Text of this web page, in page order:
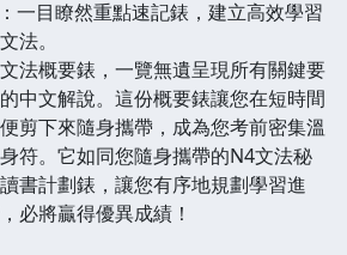
一目瞭然重點速記錶，建立高效學習
法。
概要錶，一覽無遺呈現所有關鍵要
中文解說。這份概要錶讓您在短時間
剪下來隨身攜帶，成為您考前密集溫
符。它如同您隨身攜帶的N4文法秘
書計劃錶，讓您有序地規劃學習進
必將贏得優異成績！